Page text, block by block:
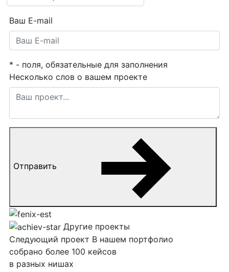
Ваш E-mail
* - поля, обязательные для заполнения
Несколько слов о вашем проекте
Отправить
Другие проекты
Следующий проект В нашем портфолио
собрано более 100 кейсов
в разных нишах